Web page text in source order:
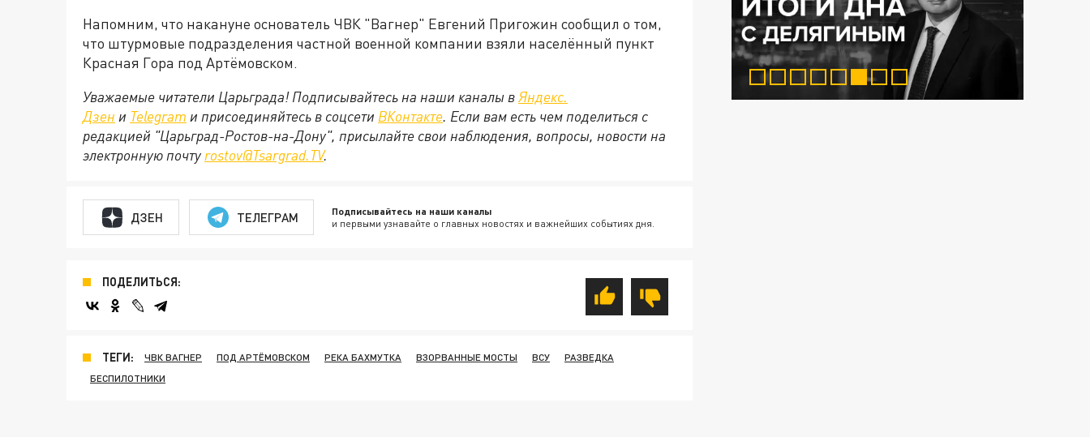
Напомним, что накануне основатель ЧВК "Вагнер" Евгений Пригожин сообщил о том,
что штурмовые подразделения частной военной компании взяли населённый пункт
Красная Гора под Артёмовском.
Уважаемые читатели Царьграда! Подписывайтесь на наши каналы вЯндекс.
Дзен и Telegram и присоединяйтесь в соцсети ВКонтакте. Если вам есть чем поделиться с
редакцией "Царьград-Ростов-на-Дону", присылайте свои наблюдения, вопросы, новости на
электронную почту rostov@Tsargrad.ТV.
ДЗЕН ТЕЛЕГРАМ Подписывайтесь на наши каналы
и первыми узнавайте о главных новостях и важнейших событиях дня.
ПОДЕЛИТЬСЯ:
ТЕГИ: ЧВК ВАГНЕР ПОД АРТЁМОВСКОМ РЕКА БАХМУТКА ВЗОРВАННЫЕ МОСТЫ ВСУ
РАЗВЕДКА
БЕСПИЛОТНИКИ